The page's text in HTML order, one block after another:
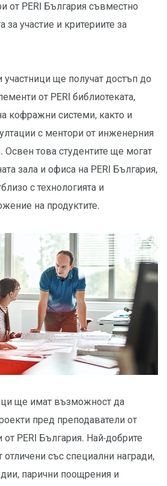
от PERI България съвместно
за участие и критериите за
участници ще получат достъп до
от PERI библиотеката,
кофражни системи, както и
с ментори от инженерния
Освен това студентите ще могат
зала и офиса на PERI България,
с технологията и
на продуктите.
ще имат възможност да
пред преподаватели от
от PERI България. Най-добрите
със специални награди,
парични поощрения и